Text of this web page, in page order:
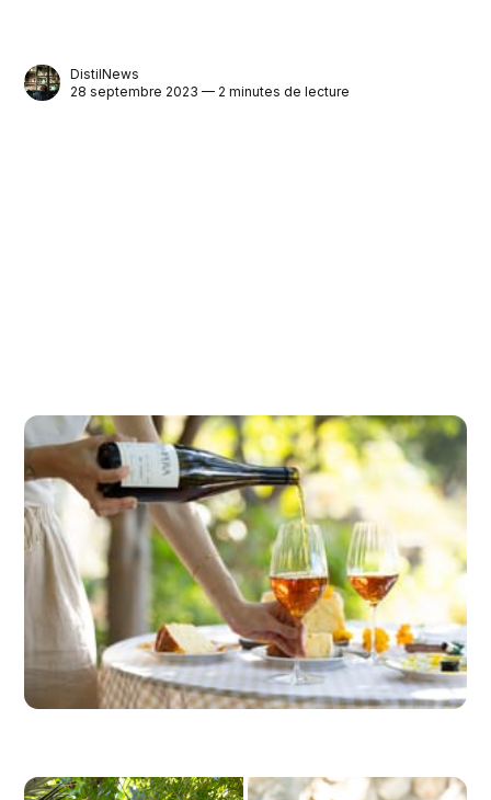
DistilNews
28 septembre 2023 — 2 minutes de lecture